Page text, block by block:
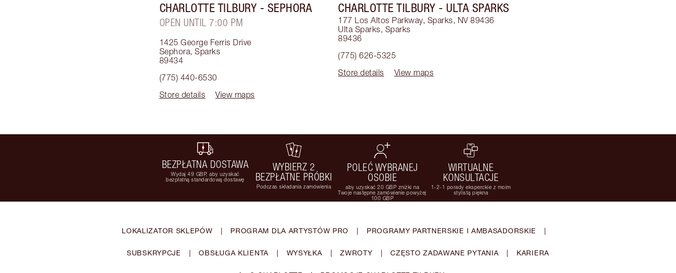
CHARLOTTE TILBURY - SEPHORA
OPEN UNTIL 7:00 PM
1425 George Ferris Drive
Sephora,Sparks
89434
(775) 440-6530
Store details
View maps
CHARLOTTE TILBURY - ULTA SPARKS
177 Los Altos Parkway, Sparks, NV 89436
Ulta Sparks, Sparks
89436
(775) 626-5325
Store details
View maps
BEZPŁATNA DOSTAWA
Wydaj 49 GBP, aby uzyskać
bezpłatną standardową dostawę
WYBIERZ 2
BEZPŁATNE PRÓBKI
Podczas składania zamówienia
POLEĆ WYBRANEJ
OSOBIE
aby uzyskać 20 GBP zniżki na
Twoje następne zamówienie powyżej
100 GBP
WIRTUALNE
KONSULTACJE
1-2-1 porady eksperckie z moim
stylistą piękna
LOKALIZATOR SKLEPÓW | PROGRAM DLA ARTYSTÓW PRO | PROGRAMY PARTNERSKIE I AMBASADORSKIE |
SUBSKRYPCJE | OBSŁUGA KLIENTA | WYSYŁKA | ZWROTY | CZĘSTO ZADAWANE PYTANIA | KARIERA